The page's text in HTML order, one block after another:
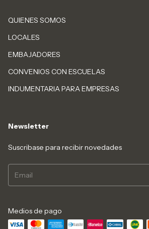
QUIENES SOMOS
LOCALES
EMBAJADORES
CONVENIOS CON ESCUELAS
INDUMENTARIA PARA EMPRESAS
Newsletter
Suscribase para recibir novedades
Medios de pago